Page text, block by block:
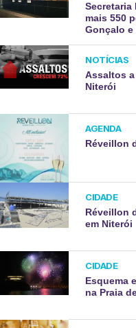
Secretaria
mais 550
Gonçalo
NOTÍCIAS
Assaltos a
Niterói
AGENDA
Réveillon
CIDADE
Réveillon
em Niterói
CIDADE
Esquema
na Praia